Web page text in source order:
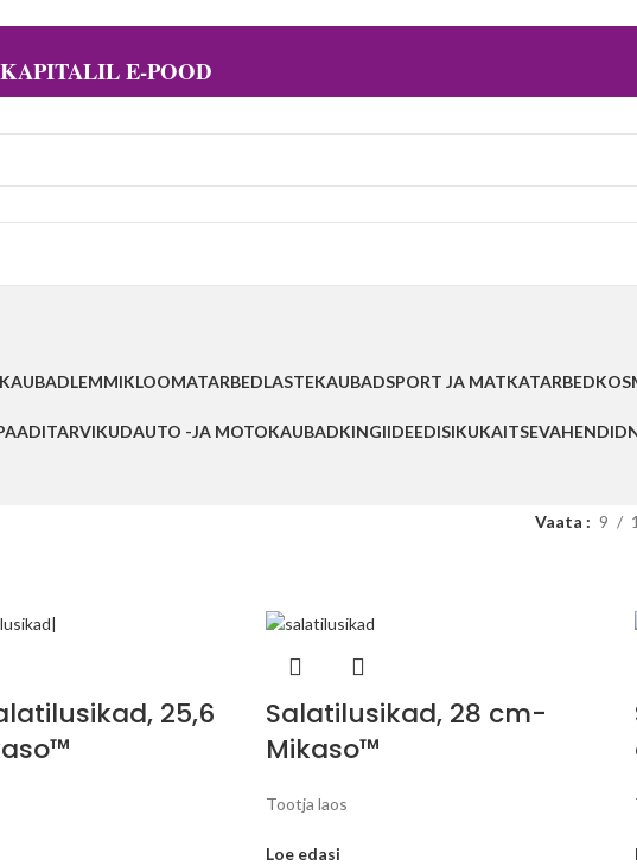
E-POOD
LEMMIKLOOMATARBEDLASTEKAUBADSPORT JA MATKATARBED
AUTO -JA MOTOKAUBADKINGIIDEEDISIKUKAITSEVAHENDID
Vaata 9
25,6
Salatilusikad, 28 cm-
Mikaso™
Tootja laos
Loe edasi